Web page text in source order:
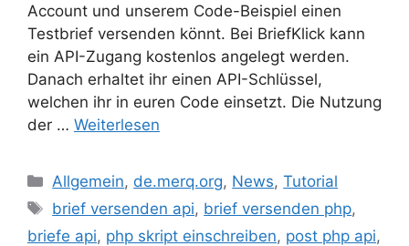
Account und unserem Code-Beispiel einen
Testbrief versenden könnt. Bei BriefKlick kann
ein API-Zugang kostenlos angelegt werden.
Danach erhaltet ihr einen API-Schlüssel,
welchen ihr in euren Code einsetzt. Die Nutzung
der … Weiterlesen
Kategorien
Allgemein, de.merq.org, News,Tutorial
Schlagwörter
brief versenden api, brief versenden php,
briefe api, php skript einschreiben, post php api,